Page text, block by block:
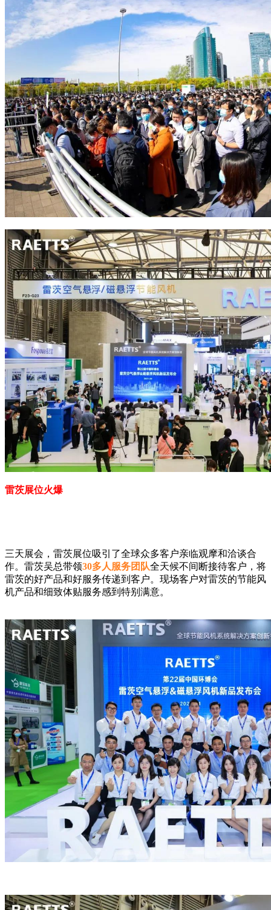
雷茨展位火爆
三天展会，雷茨展位吸引了全球众多客户亲临观摩和洽谈合
作。雷茨吴总带领30多人服务团队全天候不间断接待客户，将
雷茨的好产品和好服务传递到客户。现场客户对雷茨的节能风
机产品和细致体贴服务感到特别满意。